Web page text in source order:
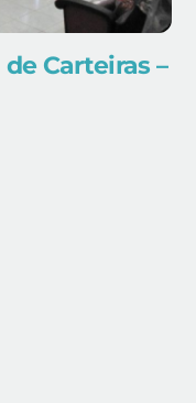
Carteiras –